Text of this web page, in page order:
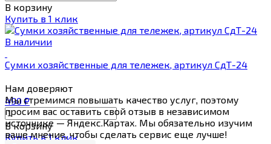
В корзину
Купить в 1 клик
В наличии
Сумки хозяйственные для тележек, артикул СдТ-24
490₽
В корзину
Купить в 1 клик
Нам доверяют
Мы стремимся повышать качество услуг, поэтому
просим вас оставить свой отзыв в независимом
источнике — Яндекс.Картах. Мы обязательно изучим
ваше мнение, чтобы сделать сервис еще лучше!